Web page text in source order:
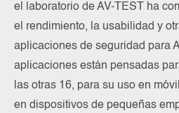
el laboratorio de AV-TEST ha
el rendimiento, la usabilidad y
aplicaciones de seguridad para
aplicaciones están pensadas
las otras 16, para su uso en
en dispositivos de pequeñas